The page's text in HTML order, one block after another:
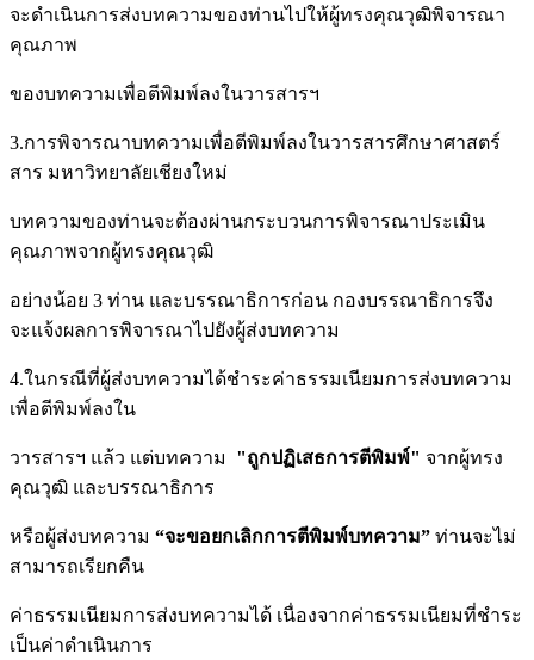
จะดำเนินการส่งบทความของท่านไปให้ผู้ทรงคุณวุฒิพิจารณา
คุณภาพ
ของบทความเพื่อตีพิมพ์ลงในวารสารฯ
3.การพิจารณาบทความเพื่อตีพิมพ์ลงในวารสารศึกษาศาสตร์
สาร มหาวิทยาลัยเชียงใหม่
บทความของท่านจะต้องผ่านกระบวนการพิจารณาประเมิน
คุณภาพจากผู้ทรงคุณวุฒิ
อย่างน้อย 3 ท่าน และบรรณาธิการก่อน กองบรรณาธิการจึง
จะแจ้งผลการพิจารณาไปยังผู้ส่งบทความ
4.ในกรณีที่ผู้ส่งบทความได้ชำระค่าธรรมเนียมการส่งบทความ
เพื่อตีพิมพ์ลงใน
วารสารฯ แล้ว แต่บทความ "ถูกปฏิเสธการตีพิมพ์" จากผู้ทรง
คุณวุฒิ และบรรณาธิการ
หรือผู้ส่งบทความ “จะขอยกเลิกการตีพิมพ์บทความ” ท่านจะไม่
สามารถเรียกคืน
ค่าธรรมเนียมการส่งบทความได้ เนื่องจากค่าธรรมเนียมที่ชำระ
เป็นค่าดำเนินการ